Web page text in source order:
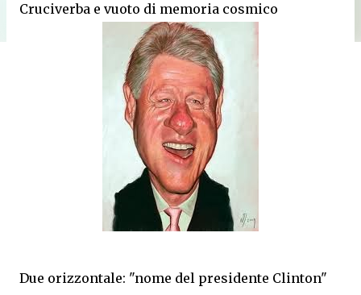
Cruciverba e vuoto di memoria cosmico
Due orizzontale: "nome del presidente Clinton"